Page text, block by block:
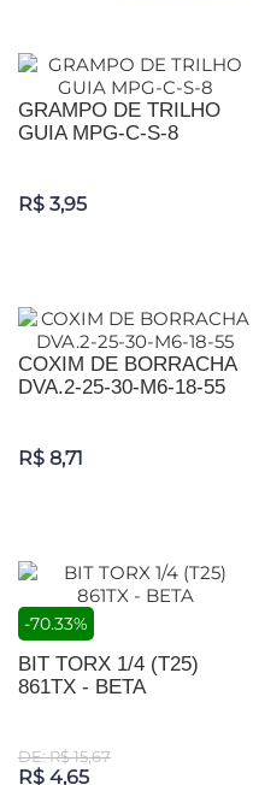
GRAMPO DE TRILHO
GUIA MPG-C-S-8
R$ 3,95
COXIM DE BORRACHA
DVA.2-25-30-M6-18-55
R$ 8,71
-70.33%
BIT TORX 1/4 (T25)
861TX - BETA
DE: R$ 15,67
R$ 4,65